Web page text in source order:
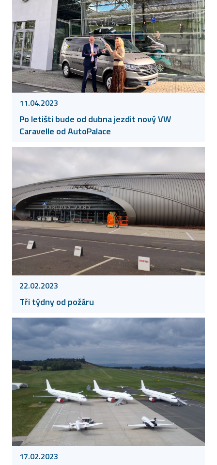
11.04.2023
Po letišti bude od dubna jezdit nový VW
Caravelle od AutoPalace
22.02.2023
Tři týdny od požáru
17.02.2023